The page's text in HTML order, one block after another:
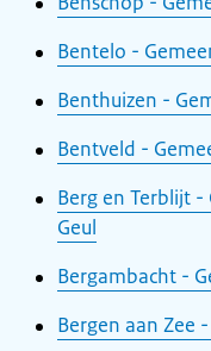
Bentelo -
Benthuizen -
Bentveld -
Berg en Terblijt
Geul
Bergambacht -
Bergen aan Zee